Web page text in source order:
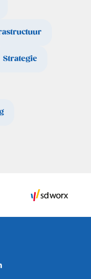
Strategie